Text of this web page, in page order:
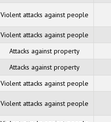
Violent attacks against people
Violent attacks against people
Attacks against property
Attacks against property
Violent attacks against people
Violent attacks against people